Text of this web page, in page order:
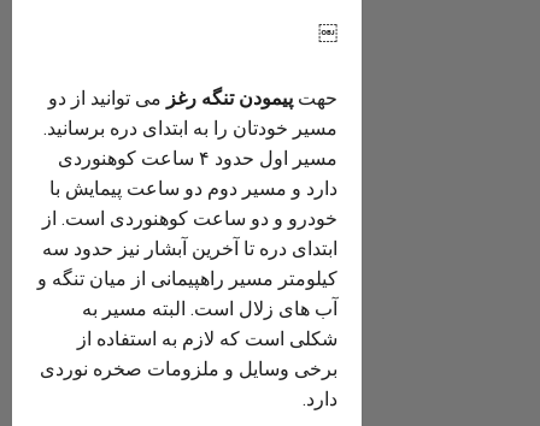
￼
حهتپیمودن تنگه رغز می توانید از دو
مسیر خودتان را به ابتدای دره برسانید.
مسیر اول حدود ۴ ساعت کوهنوردی
دارد و مسیر دوم دو ساعت پیمایش با
خودرو و دو ساعت کوهنوردی است. از
ابتدای دره تا آخرین آبشار نیز حدود سه
کیلومتر مسیر راهپیمانی از میان تنگه و
آب های زلال است. البته مسیر به
شکلی است که لازم به استفاده از
برخی وسایل و ملزومات صخره نوردی
دارد.